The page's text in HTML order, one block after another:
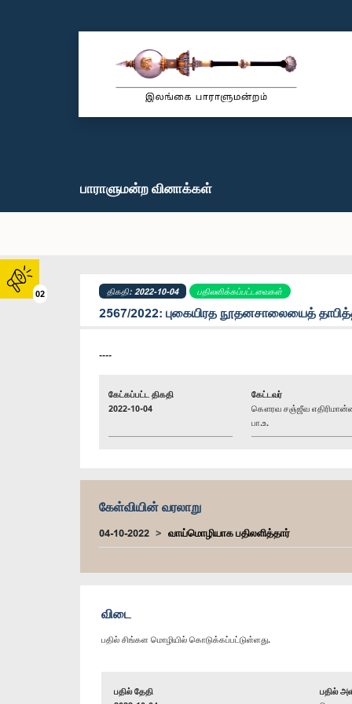
02
பாராளுமன்ற வினாக்கள்
திகதி: 2022-10-04 பதிலளிக்கப்பட்டவைகள்
2567/2022: புகையிரத நூதனசாலையைத்
----
கேட்கப்பட்ட திகதி
2022-10-04
கேட்டவர்
கௌரவ சஞ்ஜீவ
பா.உ.
கேள்வியின் வரலாறு
04-10-2022 வாய்மொழியாக பதிலளித்தார்
விடை
பதில் சிங்கள மொழியில் கொடுக்கப்பட்டுள்ளது.
பதில் தேதி
பதில்